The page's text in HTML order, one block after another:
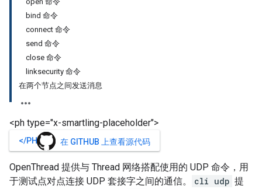
bind 命令
connect 命令
send 命令
close 命令
linksecurity 命令
在两个节点之间发送消息
<ph type="x-smartling-placeholder">
</PH> 在 GITHUB 上查看源代码
OpenThread 提供与 Thread 网络搭配使用的 UDP 命令，用
于测试点对点连接 UDP 套接字之间的通信。
cli udp 提